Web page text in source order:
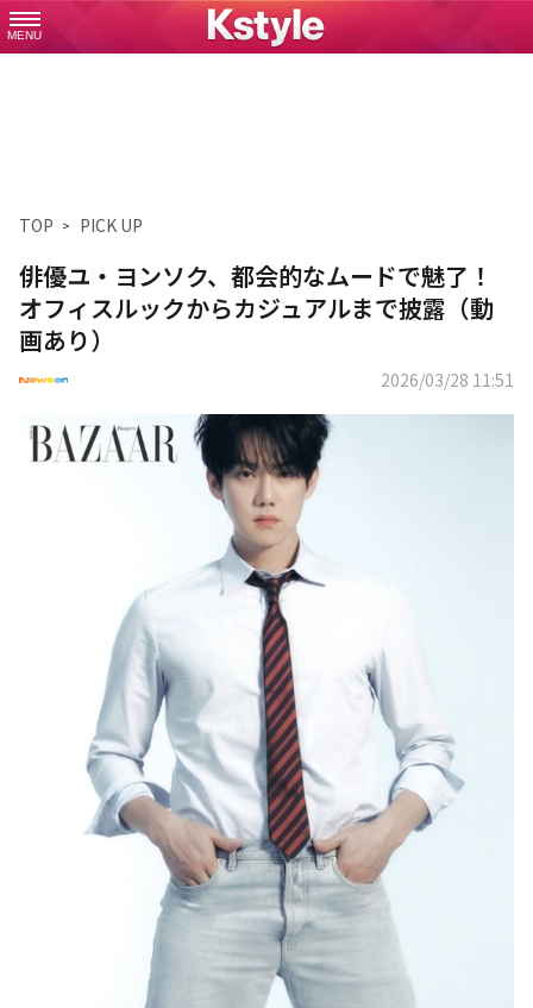
MENU
TOP PICK UP
俳優ユ・ヨンソク、都会的なムードで魅了！
オフィスルックからカジュアルまで披露（動
画あり）
2026/03/28 11:51